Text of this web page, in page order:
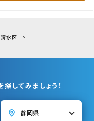
水区
してみましょう！